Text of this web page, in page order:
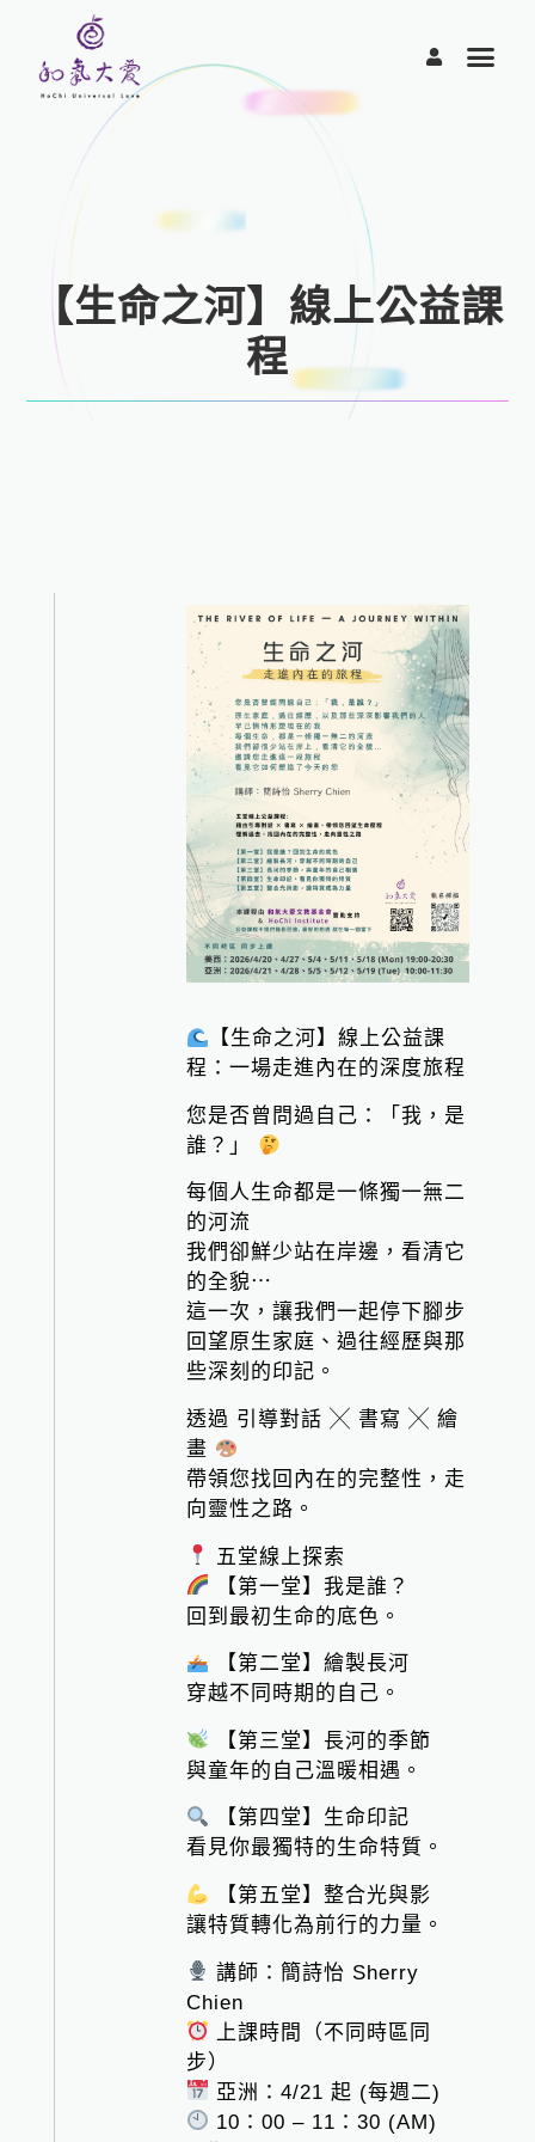
【生命之河】線上公益課
程
【生命之河】線上公益課
程：一場走進內在的深度旅程
您是否曾問過自己：「我，是
誰？」
每個人生命都是一條獨一無二
的河流
我們卻鮮少站在岸邊，看清它
的全貌⋯
這一次，讓我們一起停下腳步
回望原生家庭、過往經歷與那
些深刻的印記。
透過 引導對話 ╳ 書寫 ╳ 繪
畫
帶領您找回內在的完整性，走
向靈性之路。
五堂線上探索
【第一堂】我是誰？
回到最初生命的底色。
【第二堂】繪製長河
穿越不同時期的自己。
【第三堂】長河的季節
與童年的自己溫暖相遇。
【第四堂】生命印記
看見你最獨特的生命特質。
【第五堂】整合光與影
讓特質轉化為前行的力量。
講師：簡詩怡 Sherry
Chien
上課時間（不同時區同
步）
亞洲：4/21 起 (每週二)
10：00 – 11：30 (AM)